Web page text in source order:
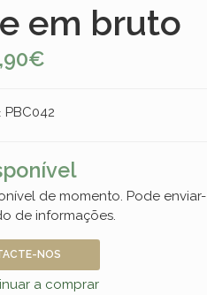
em bruto
PBC042
de momento. Pode enviar-
de informações.
NOS
a comprar